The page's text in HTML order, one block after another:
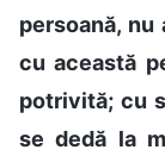
persoană,
cu această
potrivită; cu
se dedă la